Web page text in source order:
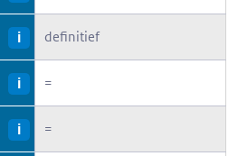
i definitief
i =
i =